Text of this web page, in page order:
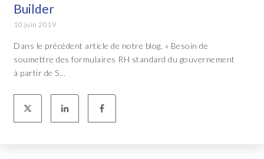
Builder
10 juin 2019
Dans le précédent article de notre blog, « Besoin de
soumettre des formulaires RH standard du gouvernement
à partir de S...